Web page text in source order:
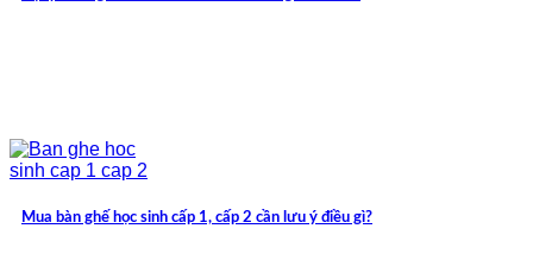
Mua bàn ghế học sinh cấp 1, cấp 2 cần lưu ý điều gì?